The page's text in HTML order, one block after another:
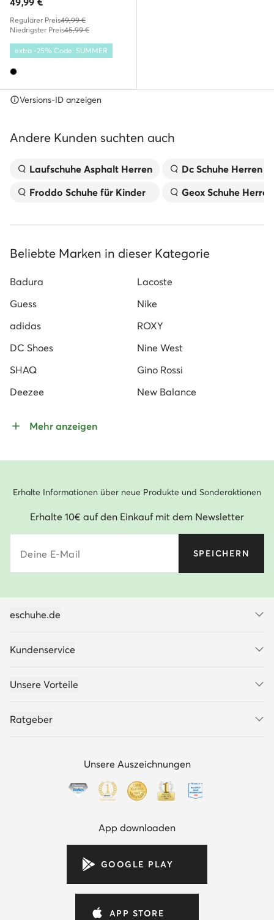
Regulärer Preis49,99 €
Niedrigster Preis45,99 €
extra -25% Code: SUMMER
Versions-ID anzeigen
Andere Kunden suchten auch
Laufschuhe Asphalt Herren
Froddo Schuhe für Kinder
Dc Schuhe Herren
Geox Schuhe Herren
Beliebte Marken in dieser Kategorie
Badura
Lacoste
Guess
Nike
adidas
ROXY
DC Shoes
Nine West
SHAQ
Gino Rossi
Deezee
New Balance
Mehr anzeigen
Erhalte Informationen über neue Produkte und Sonderaktionen
Erhalte 10€ auf den Einkauf mit dem Newsletter
Deine E-Mail SPEICHERN
eschuhe.de
Kundenservice
Unsere Vorteile
Ratgeber
Unsere Auszeichnungen
App downloaden
GOOGLE PLAY
APP STORE